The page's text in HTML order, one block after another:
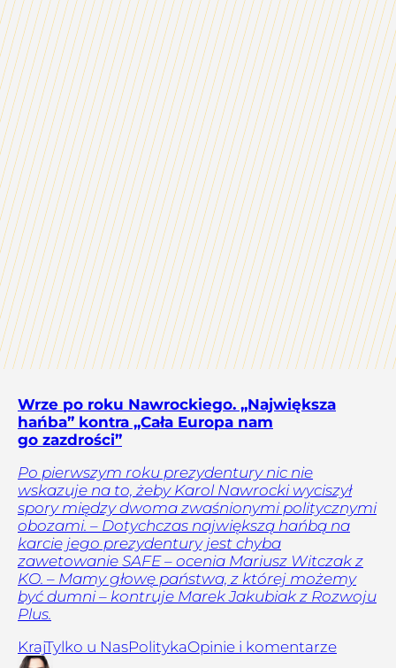
Wrze po roku Nawrockiego. „Największa
hańba” kontra „Cała Europa nam
go zazdrości”
Po pierwszym roku prezydentury nic nie
wskazuje na to, żeby Karol Nawrocki wyciszył
spory między dwoma zwaśnionymi politycznymi
obozami. – Dotychczas największą hańbą na
karcie jego prezydentury jest chyba
zawetowanie SAFE – ocenia Mariusz Witczak z
KO. – Mamy głowę państwa, z której możemy
być dumni – kontruje Marek Jakubiak z Rozwoju
Plus.
KrajTylko u NasPolitykaOpinie i komentarze